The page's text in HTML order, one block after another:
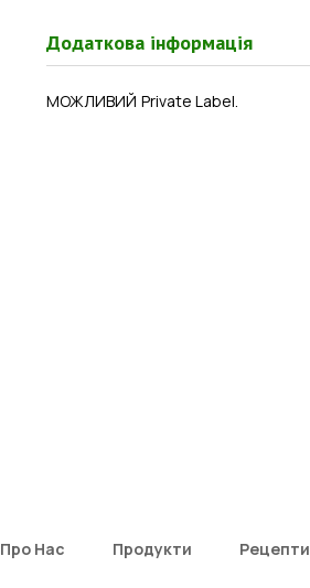
Додаткова iнформацiя
МОЖЛИВИЙ Private Label.
Про Нас Продукти Рецепти